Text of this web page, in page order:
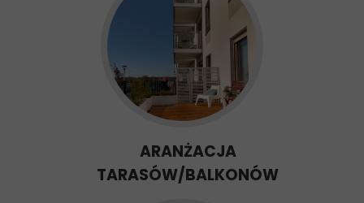
ARANŻACJA
TARASÓW/BALKONÓW